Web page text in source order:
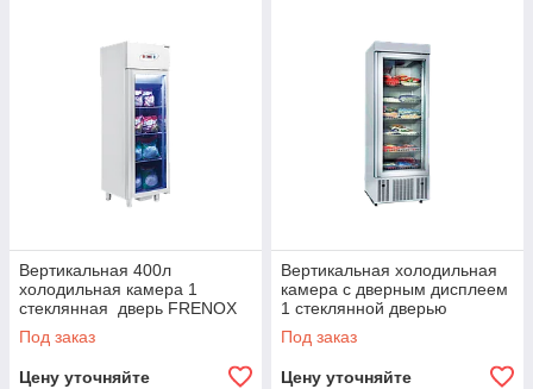
Вертикальная 400л
холодильная камера 1
стеклянная дверь FRENOX
Под заказ
Цену уточняйте
Вертикальная холодильная
камера с дверным дисплеем
1 стеклянной дверью
FRENOX
Под заказ
Цену уточняйте